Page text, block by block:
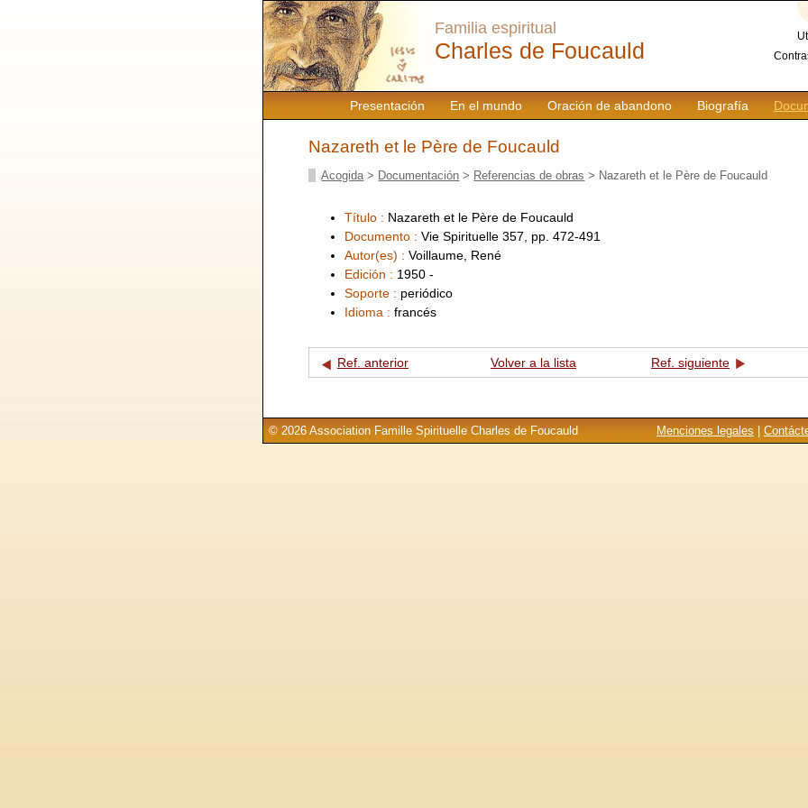
Presentación En el mundo Oración de abandono Biografía
Familia espiritual
Charles de Foucauld
Nazareth et le Père de Foucauld
Acogida > Documentación > Referencias de obras > Nazareth et le Père de Foucauld
Título : Nazareth et le Père de Foucauld
Documento : Vie Spirituelle 357, pp. 472-491
Autor(es) : Voillaume, René
Edición : 1950 -
Soporte : periódico
Idioma : francés
Ref. anterior Volver a la lista Ref. siguiente
Menciones legales
© 2026 Association Famille Spirituelle Charles de Foucauld